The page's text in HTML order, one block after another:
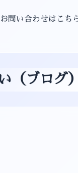
お問い合わせはこち
（ブログ）